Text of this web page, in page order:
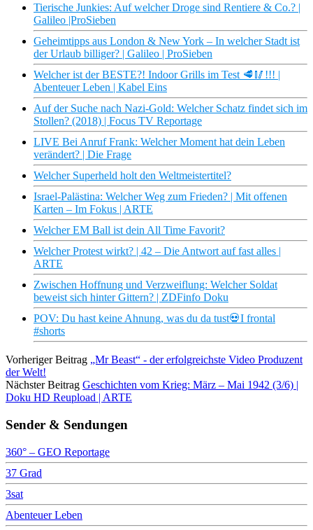
Tierische Junkies: Auf welcher Droge sind Rentiere & Co.? |
Galileo |ProSieben
Geheimtipps aus London & New York – In welcher Stadt ist
der Urlaub billiger? | Galileo | ProSieben
Welcher ist der BESTE?! Indoor Grills im Test 🥩🥢!!! |
Abenteuer Leben | Kabel Eins
Auf der Suche nach Nazi-Gold: Welcher Schatz findet sich im
Stollen? (2018) | Focus TV Reportage
LIVE Bei Anruf Frank: Welcher Moment hat dein Leben
verändert? | Die Frage
Welcher Superheld holt den Weltmeistertitel?
Israel-Palästina: Welcher Weg zum Frieden? | Mit offenen
Karten – Im Fokus | ARTE
Welcher EM Ball ist dein All Time Favorit?
Welcher Protest wirkt? | 42 – Die Antwort auf fast alles |
ARTE
Zwischen Hoffnung und Verzweiflung: Welcher Soldat
beweist sich hinter Gittern? | ZDFinfo Doku
POV: Du hast keine Ahnung, was du da tust💀I frontal
#shorts
Vorheriger Beitrag „Mr Beast“ - der erfolgreichste Video Produzent
der Welt!
Nächster Beitrag Geschichten vom Krieg: März – Mai 1942 (3/6) |
Doku HD Reupload | ARTE
Sender & Sendungen
360° – GEO Reportage
37 Grad
3sat
Abenteuer Leben